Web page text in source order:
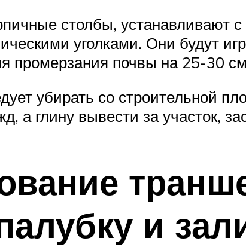
столбы,
уголками. Они будут
промерзания почвы на 25-30
убирать со строительной
а глину вывести за участок,
и